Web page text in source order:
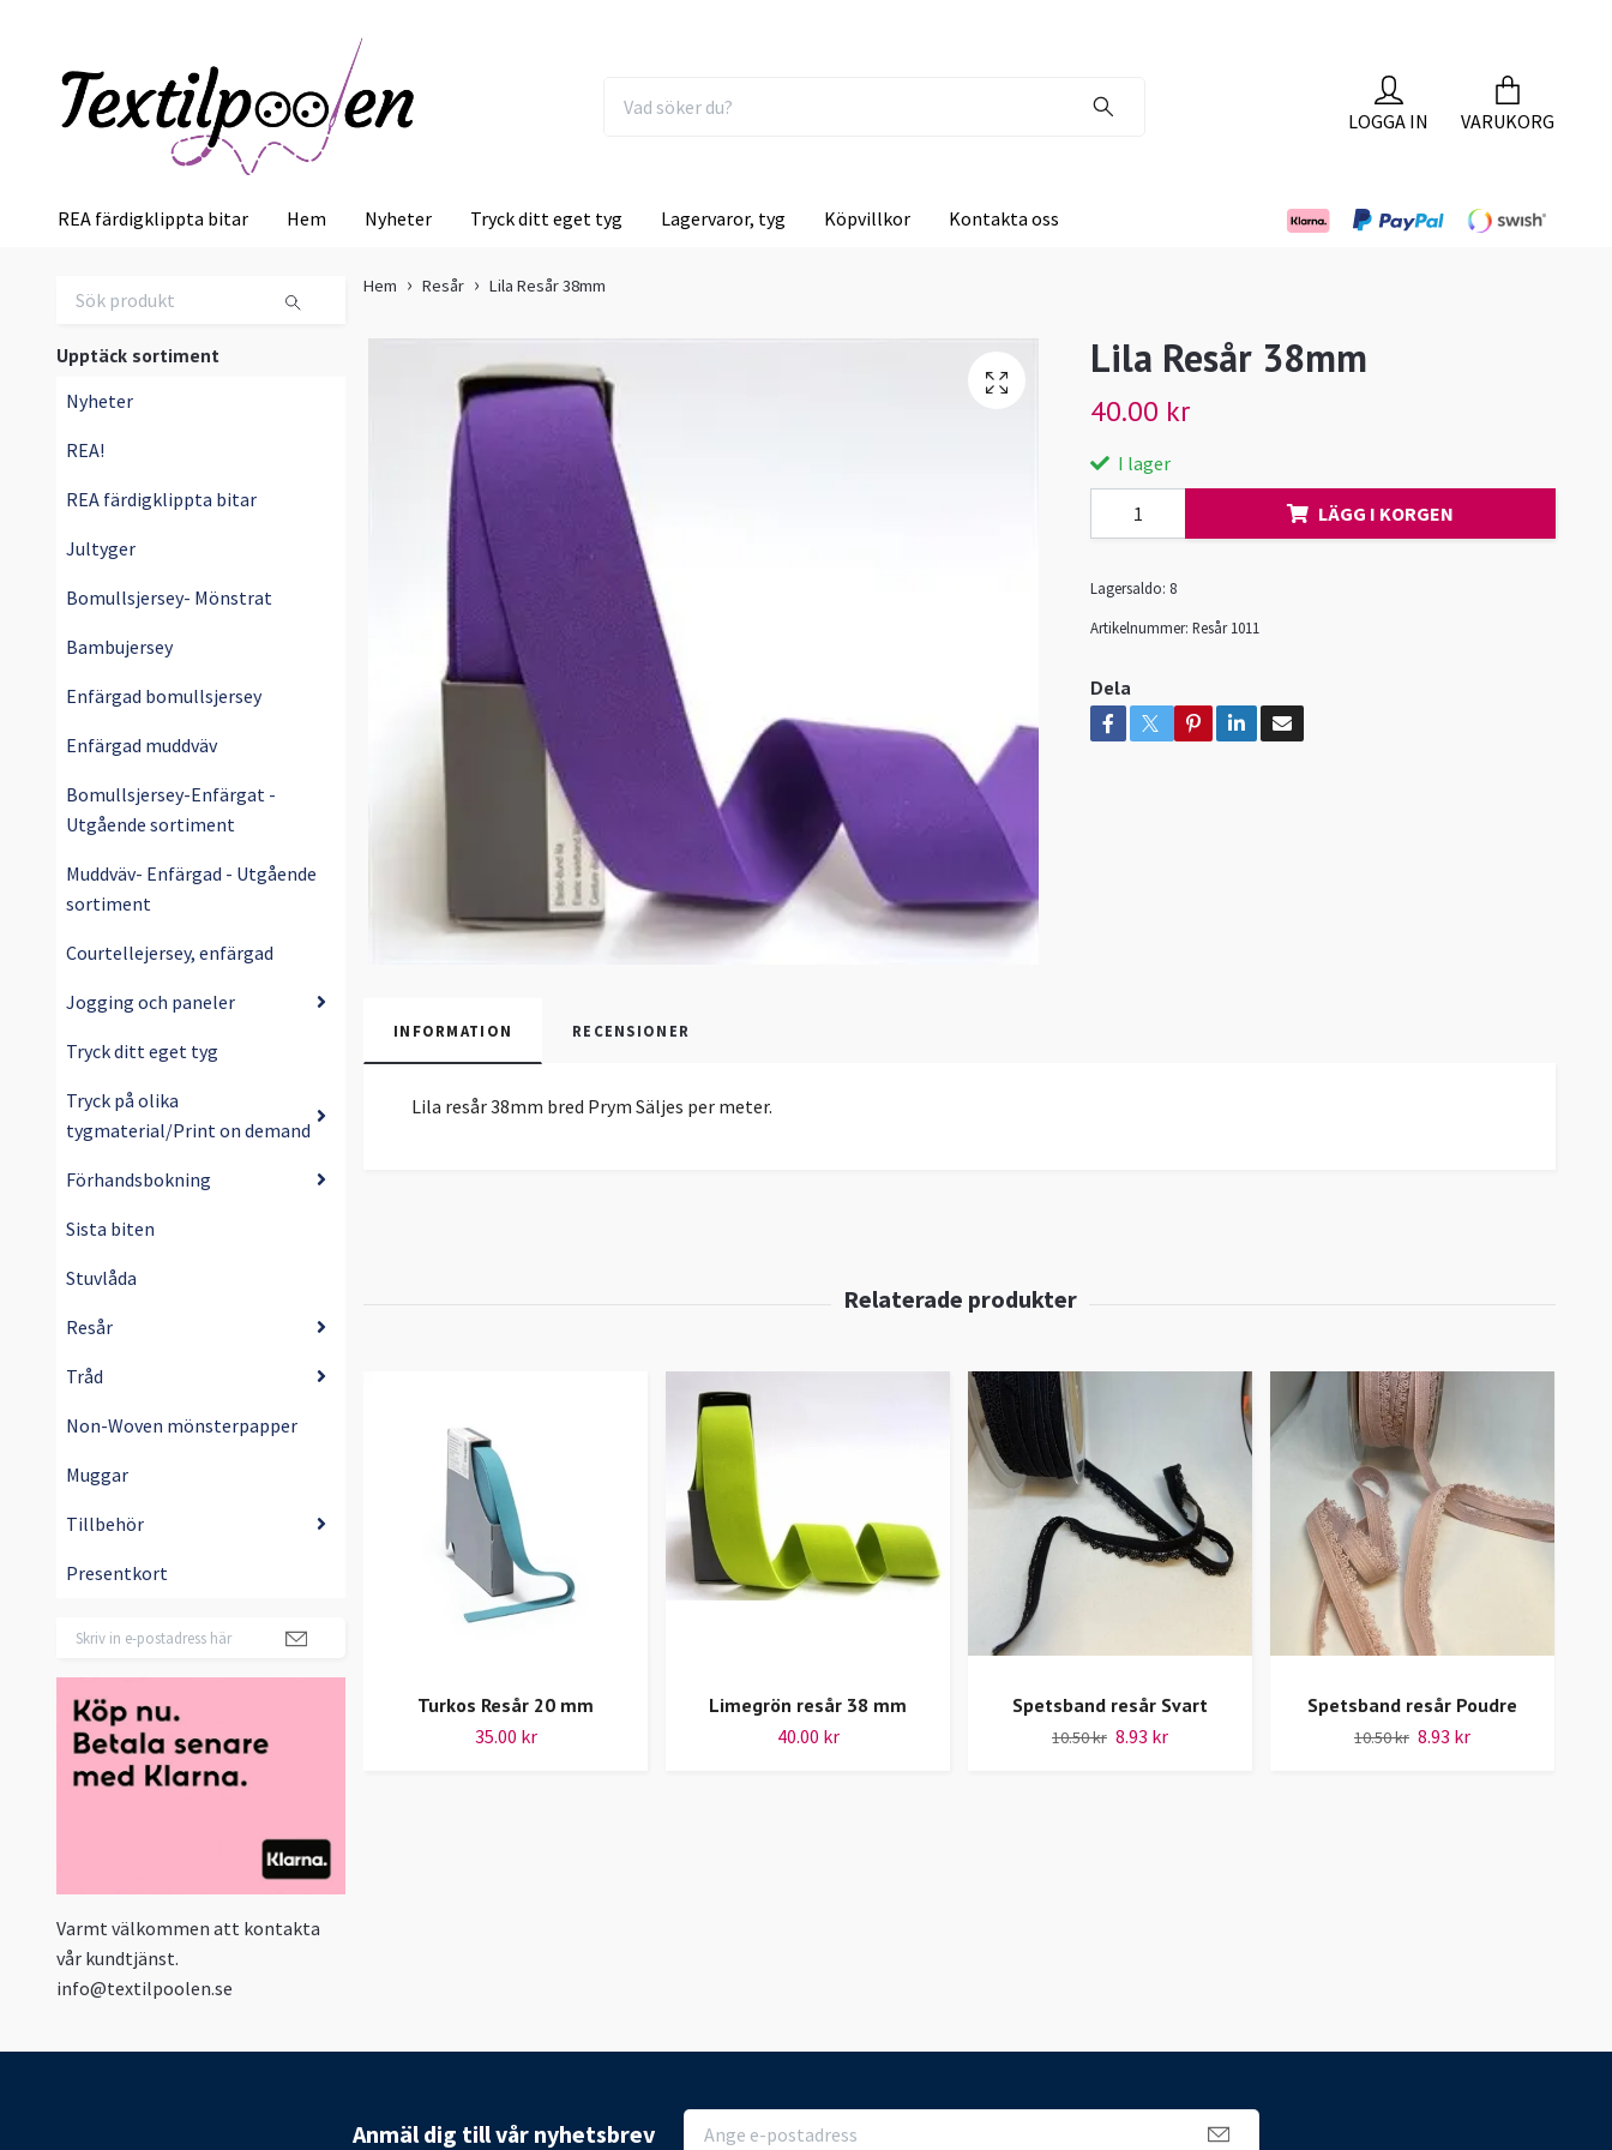
LOGGA IN VARUKORG
REA färdigklippta bitar Hem Nyheter Tryck ditt eget tyg Lagervaror, tyg Köpvillkor Kontakta oss
Upptäck sortiment
Nyheter
REA!
REA färdigklippta bitar
Jultyger
Bomullsjersey- Mönstrat
Bambujersey
Enfärgad bomullsjersey
Enfärgad muddväv
Bomullsjersey-Enfärgat -
Utgående sortiment
Muddväv- Enfärgad - Utgående
sortiment
Courtellejersey, enfärgad
Jogging och paneler
Tryck ditt eget tyg
Tryck på olika
tygmaterial/Print on demand
Förhandsbokning
Sista biten
Stuvlåda
Resår
Tråd
Non-Woven mönsterpapper
Muggar
Tillbehör
Presentkort
Varmt välkommen att kontakta
vår kundtjänst.
info@textilpoolen.se
Hem Resår Lila Resår 38mm
Lila Resår 38mm
40.00 kr
I lager
LÄGG I KORGEN
Lagersaldo: 8
Artikelnummer: Resår 1011
Dela
INFORMATION RECENSIONER
Lila resår 38mm bred Prym Säljes per meter.
Turkos Resår 20 mm
35.00 kr
Limegrön resår 38 mm
40.00 kr
Spetsband resår Svart
10.50 kr 8.93 kr
Spetsband resår Poudre
10.50 kr 8.93 kr
Anmäl dig till vår nyhetsbrev